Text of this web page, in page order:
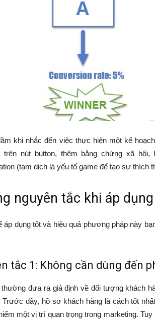
khi nhắc đến việc thực hiện một kế
trên nút button, thêm bằng chứng xã
(tạm dịch là yếu tố game để tạo sự thích
nguyên tắc khi áp
áp dụng tốt và hiệu quả phương pháp này
tắc 1: Không cần dùng đến
đưa ra giả định về đối tượng khách
Trước đây, hồ sơ khách hàng là cách tốt
một vị trí quan trọng trong marketing.